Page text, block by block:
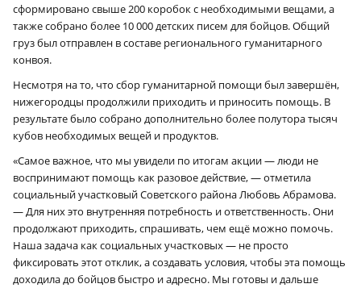
сформировано свыше 200 коробок с необходимыми вещами, а
также собрано более 10 000 детских писем для бойцов. Общий
груз был отправлен в составе регионального гуманитарного
конвоя.
Несмотря на то, что сбор гуманитарной помощи был завершён,
нижегородцы продолжили приходить и приносить помощь. В
результате было собрано дополнительно более полутора тысяч
кубов необходимых вещей и продуктов.
«Самое важное, что мы увидели по итогам акции — люди не
воспринимают помощь как разовое действие, — отметила
социальный участковый Советского района Любовь Абрамова.
— Для них это внутренняя потребность и ответственность. Они
продолжают приходить, спрашивать, чем ещё можно помочь.
Наша задача как социальных участковых — не просто
фиксировать этот отклик, а создавать условия, чтобы эта помощь
доходила до бойцов быстро и адресно. Мы готовы и дальше